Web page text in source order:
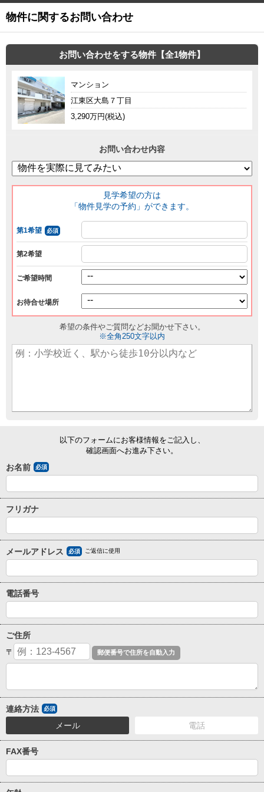
物件に関するお問い合わせ
お問い合わせをする物件【全1物件】
マンション
江東区大島７丁目
3,290万円(税込)
お問い合わせ内容
見学希望の方は
「物件見学の予約」ができます。
第1希望 必須
第2希望
ご希望時間
お待合せ場所
希望の条件やご質問などお聞かせ下さい。
※全角250文字以内
以下のフォームにお客様情報をご記入し、
確認画面へお進み下さい。
お名前 必須
フリガナ
メールアドレス 必須 ご返信に使用
電話番号
ご住所
〒
連絡方法 必須
メール 電話
FAX番号